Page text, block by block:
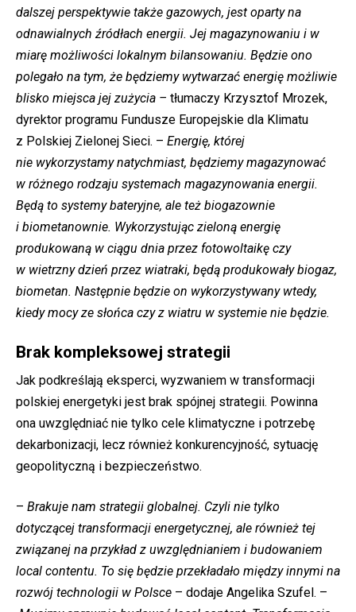
dalszej perspektywie także gazowych, jest oparty na
odnawialnych źródłach energii. Jej magazynowaniu i w
miarę możliwości lokalnym bilansowaniu. Będzie ono
polegało na tym, że będziemy wytwarzać energię możliwie
blisko miejsca jej zużycia – tłumaczy Krzysztof Mrozek,
dyrektor programu Fundusze Europejskie dla Klimatu
z Polskiej Zielonej Sieci. – Energię, której
nie wykorzystamy natychmiast, będziemy magazynować
w różnego rodzaju systemach magazynowania energii.
Będą to systemy bateryjne, ale też biogazownie
i biometanownie. Wykorzystując zieloną energię
produkowaną w ciągu dnia przez fotowoltaikę czy
w wietrzny dzień przez wiatraki, będą produkowały biogaz,
biometan. Następnie będzie on wykorzystywany wtedy,
kiedy mocy ze słońca czy z wiatru w systemie nie będzie.
Brak kompleksowej strategii
Jak podkreślają eksperci, wyzwaniem w transformacji
polskiej energetyki jest brak spójnej strategii. Powinna
ona uwzględniać nie tylko cele klimatyczne i potrzebę
dekarbonizacji, lecz również konkurencyjność, sytuację
geopolityczną i bezpieczeństwo.
– Brakuje nam strategii globalnej. Czyli nie tylko
dotyczącej transformacji energetycznej, ale również tej
związanej na przykład z uwzględnianiem i budowaniem
local contentu. To się będzie przekładało między innymi na
rozwój technologii w Polsce – dodaje Angelika Szufel. –